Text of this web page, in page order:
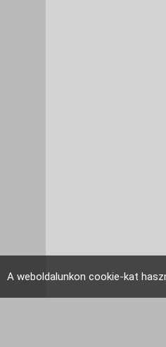
A weboldalunkon cookie-kat